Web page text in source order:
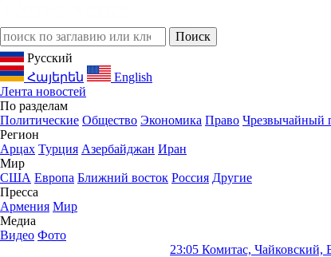
Русский
Հայերեն
English
Лента новостей
По разделам
Политические Общество Экономика Право Чрезвычайный
Регион
Арцах Турция Азербайджан Иран
Мир
США Европа Ближний восток Россия Другие
Пресса
Армения Мир
Медиа
Видео Фото
Комитас, Чайковский, Беттинелли